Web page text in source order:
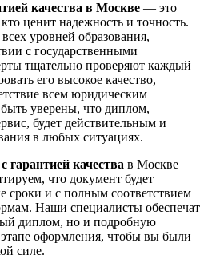
качества в Москве — это
ценит надежность и точность.
уровней образования,
с государственными
тщательно проверяют каждый
его высокое качество,
всем юридическим
уверены, что диплом,
будет действительным и
в любых ситуациях.
гарантией качества в Москве
что документ будет
сроки и с полным соответствием
Наши специалисты обеспечат
диплом, но и подробную
оформления, чтобы вы были
силе.